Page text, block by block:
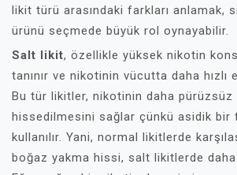
likit türü arasındaki farkları anlamak,
ürünü seçmede büyük rol oynayabilir.
Salt likit, özellikle yüksek nikotin
tanınır ve nikotinin vücutta daha hızlı
Bu tür likitler, nikotinin daha pürüzsüz
hissedilmesini sağlar çünkü asidik bir
kullanılır. Yani, normal likitlerde
boğaz yakma hissi, salt likitlerde